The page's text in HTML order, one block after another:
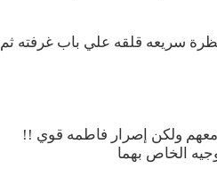
سريعه قلقه علي باب غرفته ثم
معهم ولكن إصرار فاطمه قوي !!
الخاص بهما